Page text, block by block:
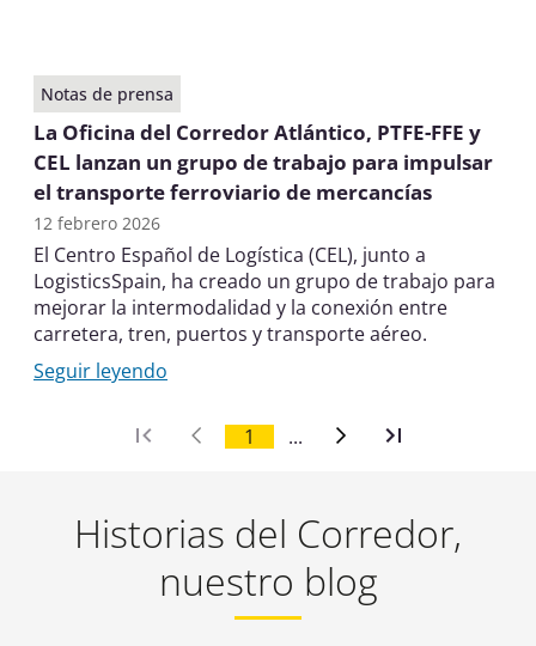
Notas de prensa
La Oficina del Corredor Atlántico, PTFE-FFE y
CEL lanzan un grupo de trabajo para impulsar
el transporte ferroviario de mercancías
12 febrero 2026
El Centro Español de Logística (CEL), junto a
LogisticsSpain, ha creado un grupo de trabajo para
mejorar la intermodalidad y la conexión entre
carretera, tren, puertos y transporte aéreo.
Seguir leyendo
1 ...
Historias del Corredor,
nuestro blog